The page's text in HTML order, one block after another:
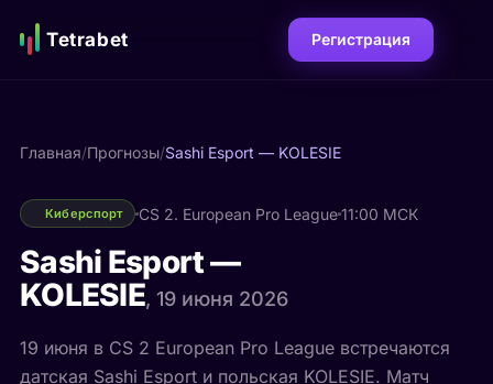
Tetrabet Регистрация
Главная/Прогнозы/Sashi Esport — KOLESIE
Киберспорт CS 2. European Pro League11:00 МСК
Sashi Esport —
KOLESIE, 19 июня 2026
19 июня в CS 2 European Pro League встречаются
датская Sashi Esport и польская KOLESIE. Матч